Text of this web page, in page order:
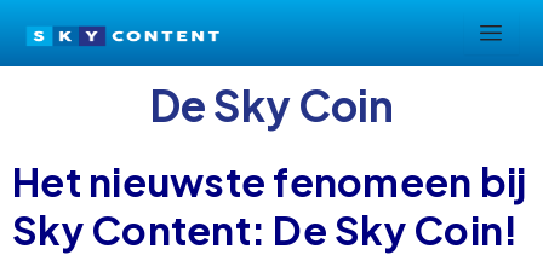
naar
De Sky Coin
Het nieuwste fenomeen bij
Sky Content: De Sky Coin!